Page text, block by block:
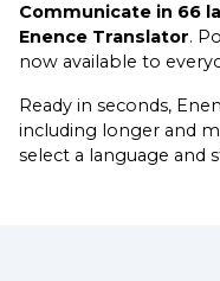
Communicate in 66
Enence Translator.
now available to
Ready in seconds,
including longer and
select a language and